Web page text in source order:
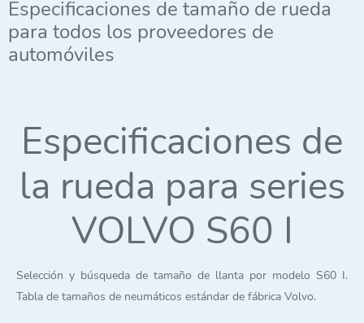
Especificaciones de tamaño de rueda
para todos los proveedores de
automóviles
Especificaciones de
la rueda para series
VOLVO S60 I
Selección y búsqueda de tamaño de llanta por modelo S60 I.
Tabla de tamaños de neumáticos estándar de fábrica Volvo.